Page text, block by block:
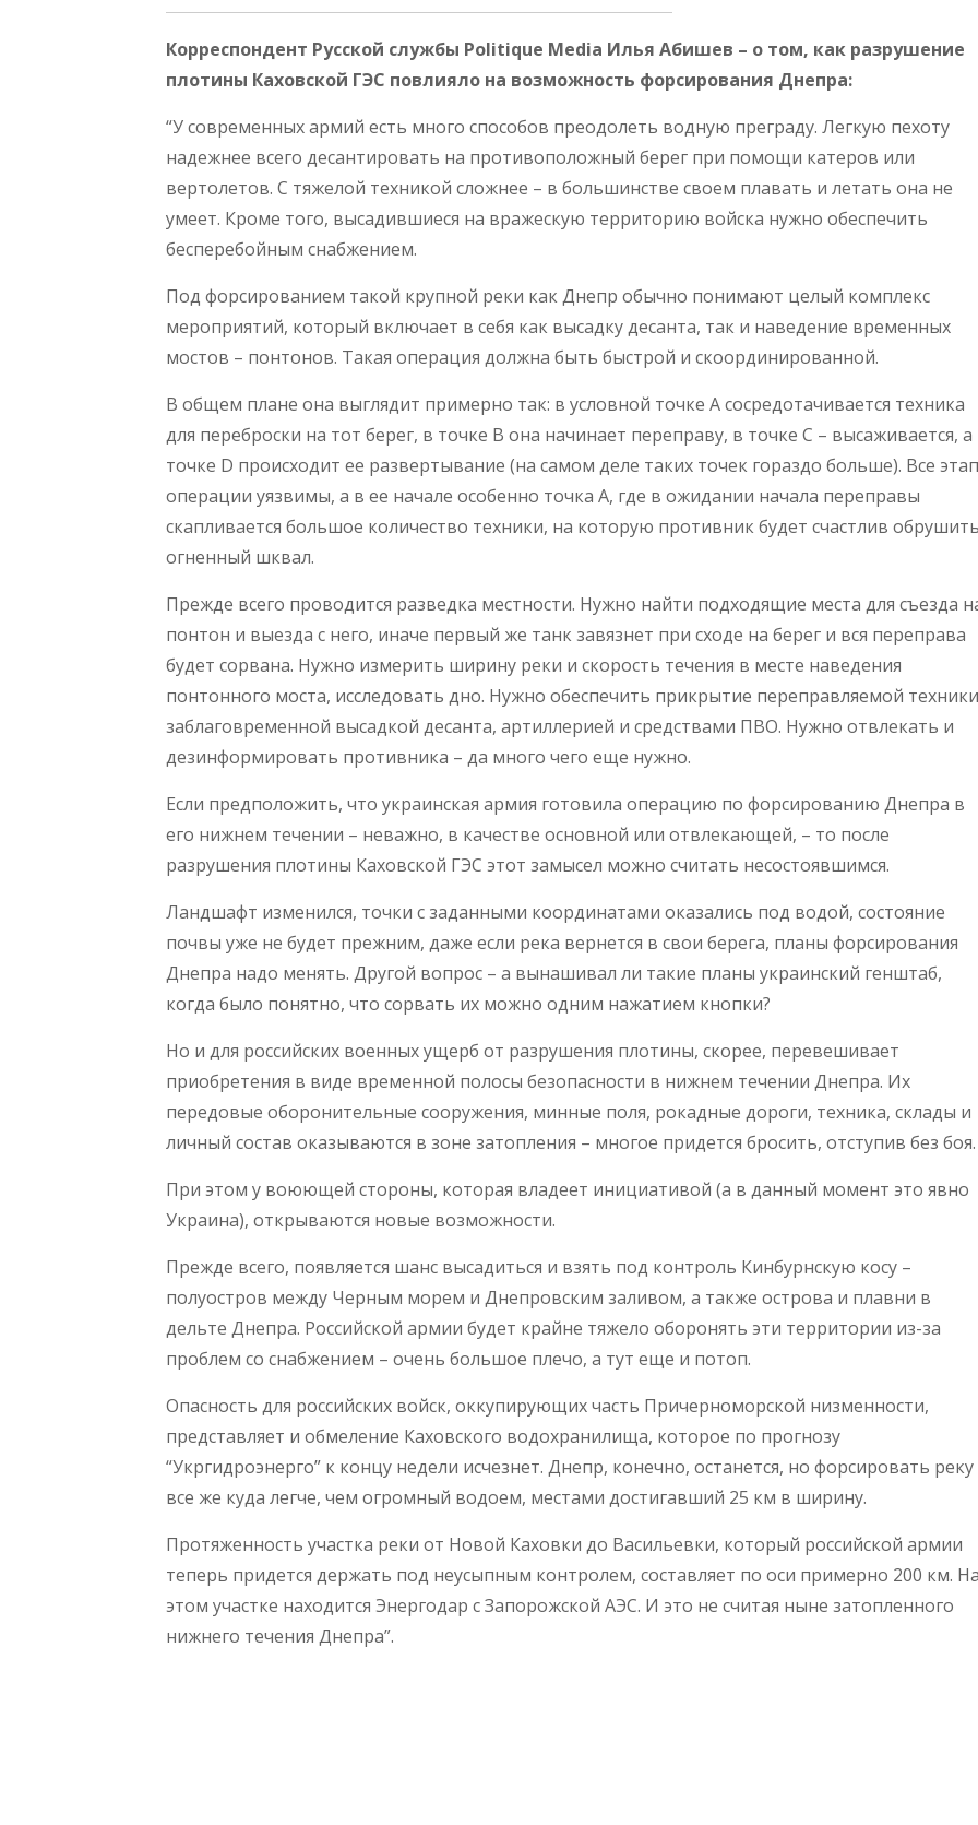
Корреспондент Русской службы Politique Media Илья Абишев – о том, как разрушение
плотины Каховской ГЭС повлияло на возможность форсирования Днепра:
“У современных армий есть много способов преодолеть водную преграду. Легкую пехоту
надежнее всего десантировать на противоположный берег при помощи катеров или
вертолетов. С тяжелой техникой сложнее – в большинстве своем плавать и летать она не
умеет. Кроме того, высадившиеся на вражескую территорию войска нужно обеспечить
бесперебойным снабжением.
Под форсированием такой крупной реки как Днепр обычно понимают целый комплекс
мероприятий, который включает в себя как высадку десанта, так и наведение временных
мостов – понтонов. Такая операция должна быть быстрой и скоординированной.
В общем плане она выглядит примерно так: в условной точке А сосредотачивается техника
для переброски на тот берег, в точке В она начинает переправу, в точке С – высаживается, а
точке D происходит ее развертывание (на самом деле таких точек гораздо больше). Все
операции уязвимы, а в ее начале особенно точка А, где в ожидании начала переправы
скапливается большое количество техники, на которую противник будет счастлив обрушить
огненный шквал.
Прежде всего проводится разведка местности. Нужно найти подходящие места для съезда
понтон и выезда с него, иначе первый же танк завязнет при сходе на берег и вся переправа
будет сорвана. Нужно измерить ширину реки и скорость течения в месте наведения
понтонного моста, исследовать дно. Нужно обеспечить прикрытие переправляемой техники
заблаговременной высадкой десанта, артиллерией и средствами ПВО. Нужно отвлекать и
дезинформировать противника – да много чего еще нужно.
Если предположить, что украинская армия готовила операцию по форсированию Днепра в
его нижнем течении – неважно, в качестве основной или отвлекающей, – то после
разрушения плотины Каховской ГЭС этот замысел можно считать несостоявшимся.
Ландшафт изменился, точки с заданными координатами оказались под водой, состояние
почвы уже не будет прежним, даже если река вернется в свои берега, планы форсирования
Днепра надо менять. Другой вопрос – а вынашивал ли такие планы украинский генштаб,
когда было понятно, что сорвать их можно одним нажатием кнопки?
Но и для российских военных ущерб от разрушения плотины, скорее, перевешивает
приобретения в виде временной полосы безопасности в нижнем течении Днепра. Их
передовые оборонительные сооружения, минные поля, рокадные дороги, техника, склады и
личный состав оказываются в зоне затопления – многое придется бросить, отступив без боя.
При этом у воюющей стороны, которая владеет инициативой (а в данный момент это явно
Украина), открываются новые возможности.
Прежде всего, появляется шанс высадиться и взять под контроль Кинбурнскую косу –
полуостров между Черным морем и Днепровским заливом, а также острова и плавни в
дельте Днепра. Российской армии будет крайне тяжело оборонять эти территории из-за
проблем со снабжением – очень большое плечо, а тут еще и потоп.
Опасность для российских войск, оккупирующих часть Причерноморской низменности,
представляет и обмеление Каховского водохранилища, которое по прогнозу
“Укргидроэнерго” к концу недели исчезнет. Днепр, конечно, останется, но форсировать реку
все же куда легче, чем огромный водоем, местами достигавший 25 км в ширину.
Протяженность участка реки от Новой Каховки до Васильевки, который российской армии
теперь придется держать под неусыпным контролем, составляет по оси примерно 200 км. На
этом участке находится Энергодар с Запорожской АЭС. И это не считая ныне затопленного
нижнего течения Днепра”.